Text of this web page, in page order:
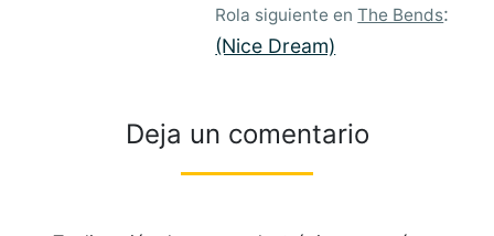
Rola siguiente enThe Bends:
(Nice Dream)
Deja un comentario